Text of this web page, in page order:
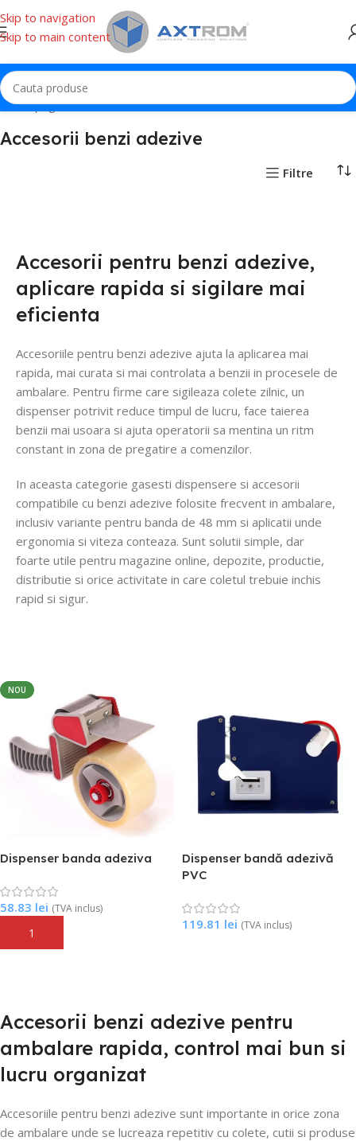
Skip to navigation
Skip to main content
Prima pagină Banda adeziva Accesorii benzi adezive
Accesorii benzi adezive
Filtre
Accesorii pentru benzi adezive,
aplicare rapida si sigilare mai
eficienta
Accesoriile pentru benzi adezive ajuta la aplicarea mai
rapida, mai curata si mai controlata a benzii in procesele de
ambalare. Pentru firme care sigileaza colete zilnic, un
dispenser potrivit reduce timpul de lucru, face taierea
benzii mai usoara si ajuta operatorii sa mentina un ritm
constant in zona de pregatire a comenzilor.
In aceasta categorie gasesti dispensere si accesorii
compatibile cu benzi adezive folosite frecvent in ambalare,
inclusiv variante pentru banda de 48 mm si aplicatii unde
ergonomia si viteza conteaza. Sunt solutii simple, dar
foarte utile pentru magazine online, depozite, productie,
distributie si orice activitate in care coletul trebuie inchis
rapid si sigur.
NOU
Dispenser banda adeziva
58.83 lei (TVA inclus)
Adaugă În Coș
Dispenser bandă adezivă
PVC
119.81 lei (TVA inclus)
Accesorii benzi adezive pentru
ambalare rapida, control mai bun si
lucru organizat
Accesoriile pentru benzi adezive sunt importante in orice zona
de ambalare unde se lucreaza repetitiv cu colete, cutii si produse